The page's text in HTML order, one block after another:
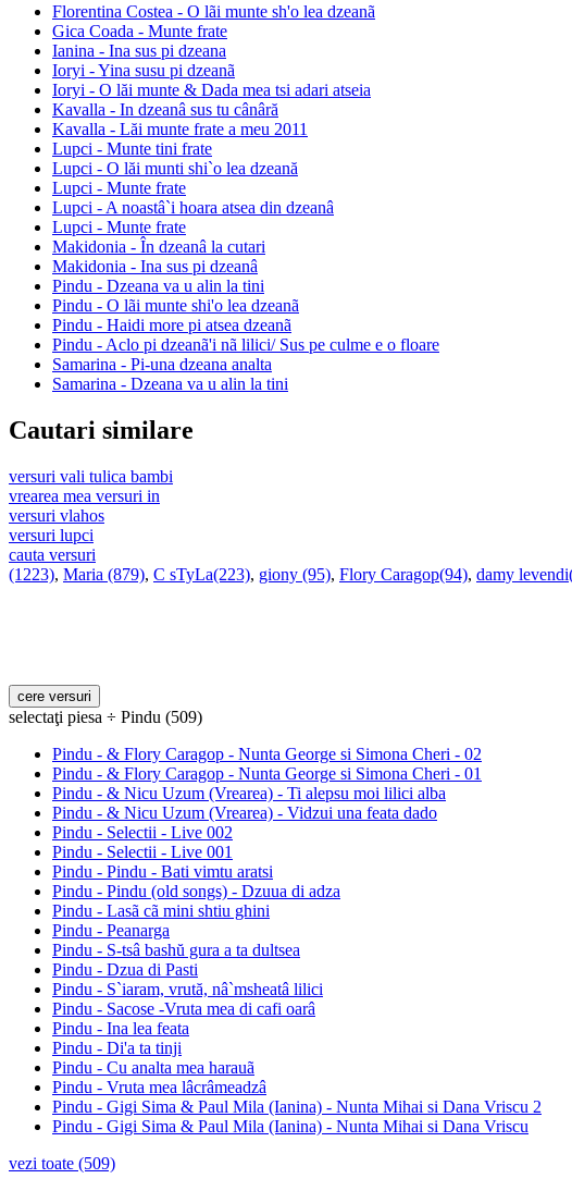
Florentina Costea - O lãi munte sh'o lea dzeanã
Gica Coada - Munte frate
Ianina - Ina sus pi dzeana
Ioryi - Yina susu pi dzeanã
Ioryi - O lăi munte & Dada mea tsi adari atseia
Kavalla - In dzeanâ sus tu cânâră
Kavalla - Lăi munte frate a meu 2011
Lupci - Munte tini frate
Lupci - O lăi munti shi`o lea dzeană
Lupci - Munte frate
Lupci - A noastâ`i hoara atsea din dzeanâ
Lupci - Munte frate
Makidonia - În dzeanâ la cutari
Makidonia - Ina sus pi dzeanâ
Pindu - Dzeana va u alin la tini
Pindu - O lãi munte shi'o lea dzeanã
Pindu - Haidi more pi atsea dzeanã
Pindu - Aclo pi dzeanã'i nã lilici/ Sus pe culme e o floare
Samarina - Pi-una dzeana analta
Samarina - Dzeana va u alin la tini
Cautari similare
versuri vali tulica bambi
vrearea mea versuri in
versuri vlahos
versuri lupci
cauta versuri
(1223), Maria (879), C sTyLa(223), giony (95), Flory Caragop(94), damy
selectaţi piesa ÷ Pindu (509)
Pindu - & Flory Caragop - Nunta George si Simona Cheri - 02
Pindu - & Flory Caragop - Nunta George si Simona Cheri - 01
Pindu - & Nicu Uzum (Vrearea) - Ti alepsu moi lilici alba
Pindu - & Nicu Uzum (Vrearea) - Vidzui una feata dado
Pindu - Selectii - Live 002
Pindu - Selectii - Live 001
Pindu - Pindu - Bati vimtu aratsi
Pindu - Pindu (old songs) - Dzuua di adza
Pindu - Lasã cã mini shtiu ghini
Pindu - Peanarga
Pindu - S-tsâ bashŭ gura a ta dultsea
Pindu - Dzua di Pasti
Pindu - S`iaram, vrută, nâ`msheatâ lilici
Pindu - Sacose -Vruta mea di cafi oarâ
Pindu - Ina lea feata
Pindu - Di'a ta tinji
Pindu - Cu analta mea harauã
Pindu - Vruta mea lâcrâmeadzâ
Pindu - Gigi Sima & Paul Mila (Ianina) - Nunta Mihai si Dana Vriscu 2
Pindu - Gigi Sima & Paul Mila (Ianina) - Nunta Mihai si Dana Vriscu
vezi toate (509)